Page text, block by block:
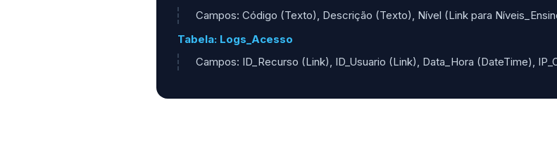
Campos: Código (Texto), Descrição (Texto), Nível (Link para
Tabela: Logs_Acesso
Campos: ID_Recurso (Link), ID_Usuario (Link), Data_Hora (DateTime),